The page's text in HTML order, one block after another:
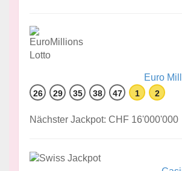
Euro
26 29 35 38 47 1 2
Nächster Jackpot: CHF 16'000'000